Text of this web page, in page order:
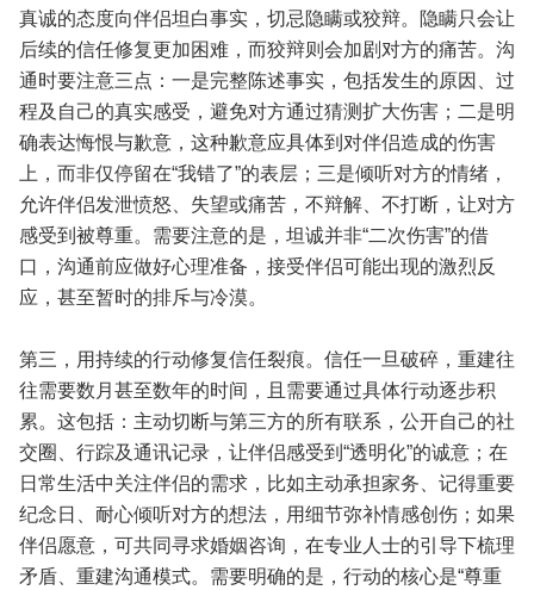
真诚的态度向伴侣坦白事实，切忌隐瞒或狡辩。隐瞒只会让
后续的信任修复更加困难，而狡辩则会加剧对方的痛苦。沟
通时要注意三点：一是完整陈述事实，包括发生的原因、过
程及自己的真实感受，避免对方通过猜测扩大伤害；二是明
确表达悔恨与歉意，这种歉意应具体到对伴侣造成的伤害
上，而非仅停留在“我错了”的表层；三是倾听对方的情绪，
允许伴侣发泄愤怒、失望或痛苦，不辩解、不打断，让对方
感受到被尊重。需要注意的是，坦诚并非“二次伤害”的借
口，沟通前应做好心理准备，接受伴侣可能出现的激烈反
应，甚至暂时的排斥与冷漠。
第三，用持续的行动修复信任裂痕。信任一旦破碎，重建往
往需要数月甚至数年的时间，且需要通过具体行动逐步积
累。这包括：主动切断与第三方的所有联系，公开自己的社
交圈、行踪及通讯记录，让伴侣感受到“透明化”的诚意；在
日常生活中关注伴侣的需求，比如主动承担家务、记得重要
纪念日、耐心倾听对方的想法，用细节弥补情感创伤；如果
伴侣愿意，可共同寻求婚姻咨询，在专业人士的引导下梳理
矛盾、重建沟通模式。需要明确的是，行动的核心是“尊重